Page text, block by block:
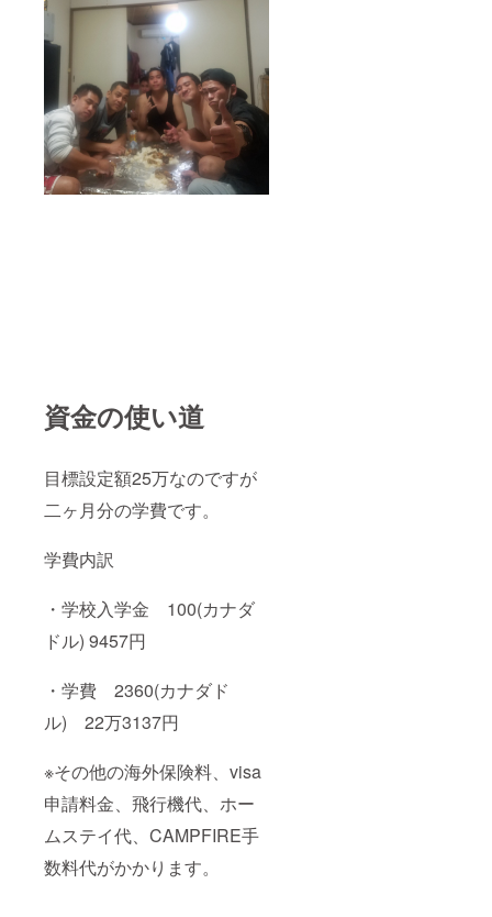
資金の使い道
目標設定額25万なのですが
二ヶ月分の学費です。
学費内訳
・学校入学金 100(カナダ
ドル) 9457円
・学費 2360(カナダド
ル) 22万3137円
※その他の海外保険料、visa
申請料金、飛行機代、ホー
ムステイ代、CAMPFIRE手
数料代がかかります。